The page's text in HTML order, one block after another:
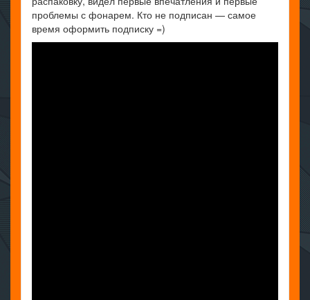
проблемы с фонарем. Кто не подписан — самое
время оформить подписку =)